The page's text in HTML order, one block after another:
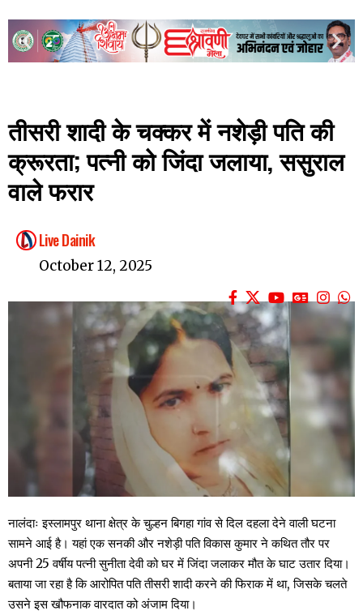
तीसरी शादी के चक्कर में नशेड़ी पति की
क्रूरता; पत्नी को जिंदा जलाया, ससुराल
वाले फरार
Live Dainik
October 12, 2025
नालंदाः इस्लामपुर थाना क्षेत्र के चुल्हन बिगहा गांव से दिल दहला देने वाली घटना
सामने आई है। यहां एक सनकी और नशेड़ी पति विकास कुमार ने कथित तौर पर
अपनी 25 वर्षीय पत्नी सुनीता देवी को घर में जिंदा जलाकर मौत के घाट उतार दिया।
बताया जा रहा है कि आरोपित पति तीसरी शादी करने की फिराक में था, जिसके चलते
उसने इस खौफनाक वारदात को अंजाम दिया।